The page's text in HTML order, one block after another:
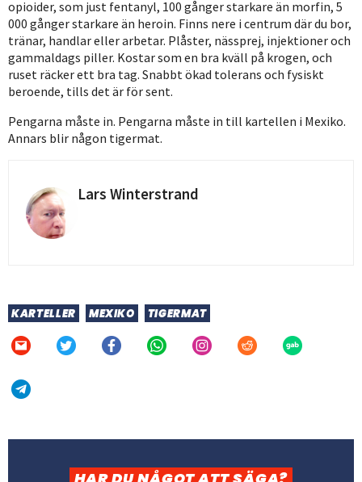
opioider, som just fentanyl, 100 gånger starkare än morfin, 5
000 gånger starkare än heroin. Finns nere i centrum där du bor,
tränar, handlar eller arbetar. Plåster, nässprej, injektioner och
gammaldags piller. Kostar som en bra kväll på krogen, och
ruset räcker ett bra tag. Snabbt ökad tolerans och fysiskt
beroende, tills det är för sent.
Pengarna måste in. Pengarna måste in till kartellen i Mexiko.
Annars blir någon tigermat.
Lars Winterstrand
KARTELLER MEXIKO TIGERMAT